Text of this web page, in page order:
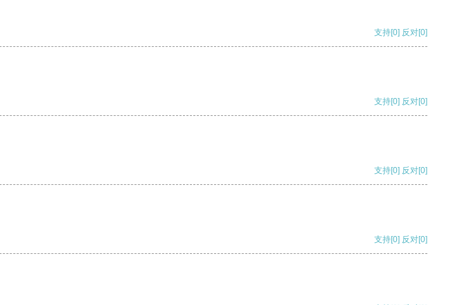
支持[0] 反对[0]
支持[0] 反对[0]
支持[0] 反对[0]
支持[0] 反对[0]